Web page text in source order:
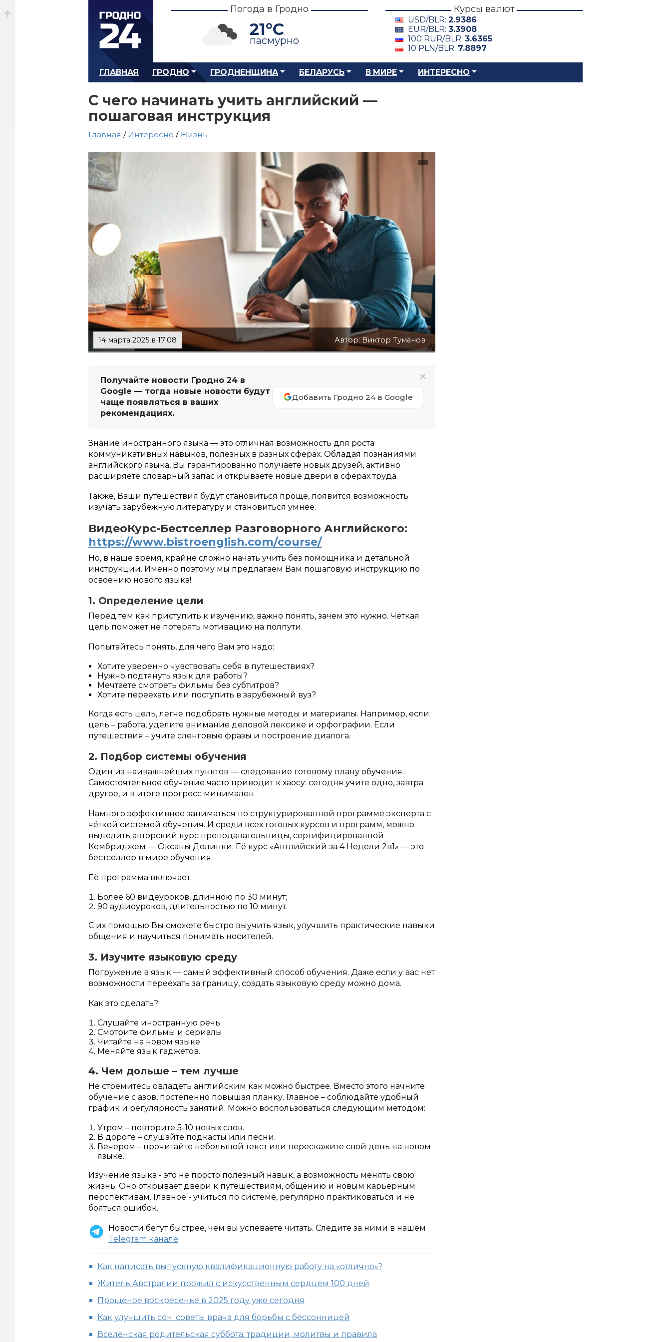
Погода в Гродно
21°C
пасмурно
Курсы валют
USD/BLR: 2.9386
EUR/BLR: 3.3908
100 RUR/BLR: 3.6365
10 PLN/BLR: 7.8897
ГЛАВНАЯ ГРОДНО ГРОДНЕНЩИНА БЕЛАРУСЬ В МИРЕ ИНТЕРЕСНО
С чего начинать учить английский —
пошаговая инструкция
Главная / Интересно /Жизнь
14 марта 2025 в 17:08 Автор: Виктор Туманов
Получайте новости Гродно 24 в
Google — тогда новые новости будут
чаще появляться в ваших
рекомендациях.
Добавить Гродно 24 в Google
Знание иностранного языка — это отличная возможность для роста
коммуникативных навыков, полезных в разных сферах. Обладая познаниями
английского языка, Вы гарантированно получаете новых друзей, активно
расширяете словарный запас и открываете новые двери в сферах труда.
Также, Ваши путешествия будут становиться проще, появится возможность
изучать зарубежную литературу и становиться умнее.
ВидеоКурс-Бестселлер Разговорного Английского:
https://www.bistroenglish.com/course/
Но, в наше время, крайне сложно начать учить без помощника и детальной
инструкции. Именно поэтому мы предлагаем Вам пошаговую инструкцию по
освоению нового языка!
1. Определение цели
Перед тем как приступить к изучению, важно понять, зачем это нужно. Чёткая
цель поможет не потерять мотивацию на полпути.
Попытайтесь понять, для чего Вам это надо:
Хотите уверенно чувствовать себя в путешествиях?
Нужно подтянуть язык для работы?
Мечтаете смотреть фильмы без субтитров?
Хотите переехать или поступить в зарубежный вуз?
Когда есть цель, легче подобрать нужные методы и материалы. Например, если
цель – работа, уделите внимание деловой лексике и орфографии. Если
путешествия – учите сленговые фразы и построение диалога.
2. Подбор системы обучения
Один из наиважнейших пунктов — следование готовому плану обучения.
Самостоятельное обучение часто приводит к хаосу: сегодня учите одно, завтра
другое, и в итоге прогресс минимален.
Намного эффективнее заниматься по структурированной программе эксперта с
чёткой системой обучения. И среди всех готовых курсов и программ, можно
выделить авторский курс преподавательницы, сертифицированной
Кембриджем — Оксаны Долинки. Её курс «Английский за 4 Недели 2в1» — это
бестселлер в мире обучения.
Её программа включает:
Более 60 видеуроков, длинною по 30 минут;
90 аудиоуроков, длительностью по 10 минут.
С их помощью Вы сможете быстро выучить язык, улучшить практические навыки
общения и научиться понимать носителей.
3. Изучите языковую среду
Погружение в язык — самый эффективный способ обучения. Даже если у вас нет
возможности переехать за границу, создать языковую среду можно дома.
Как это сделать?
Слушайте иностранную речь
Смотрите фильмы и сериалы.
Читайте на новом языке.
Меняйте язык гаджетов.
4. Чем дольше – тем лучше
Не стремитесь овладеть английским как можно быстрее. Вместо этого начните
обучение с азов, постепенно повышая планку. Главное – соблюдайте удобный
график и регулярность занятий. Можно воспользоваться следующим методом:
Утром – повторите 5-10 новых слов.
В дороге – слушайте подкасты или песни.
Вечером – прочитайте небольшой текст или перескажите свой день на новом
языке.
Изучение языка - это не просто полезный навык, а возможность менять свою
жизнь. Оно открывает двери к путешествиям, общению и новым карьерным
перспективам. Главное - учиться по системе, регулярно практиковаться и не
бояться ошибок.
Новости бегут быстрее, чем вы успеваете читать. Следите за ними в нашем
Telegram канале
Как написать выпускную квалификационную работу на «отлично»?
Житель Австралии прожил с искусственным сердцем 100 дней
Прощеное воскресенье в 2025 году уже сегодня
Как улучшить сон: советы врача для борьбы с бессонницей
Вселенская родительская суббота: традиции, молитвы и правила